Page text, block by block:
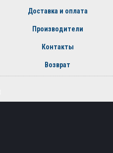
Доставка и оплата
Производители
Контакты
Возврат